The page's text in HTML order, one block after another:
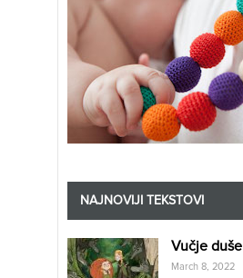
NAJNOVIJI TEKSTOVI
Vučje duše
March 8, 2022